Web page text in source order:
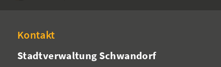
Kontakt
Stadtverwaltung Schwandorf